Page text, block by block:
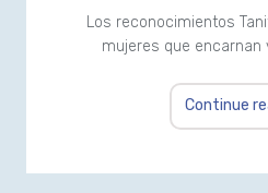
Los reconocimientos
mujeres que
Continue